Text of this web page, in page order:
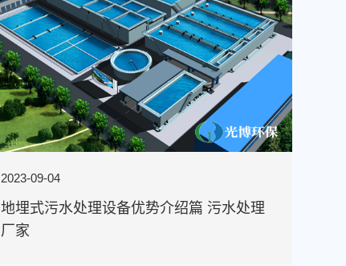
2023-09-04
地埋式污水处理设备优势介绍篇 污水处理
厂家